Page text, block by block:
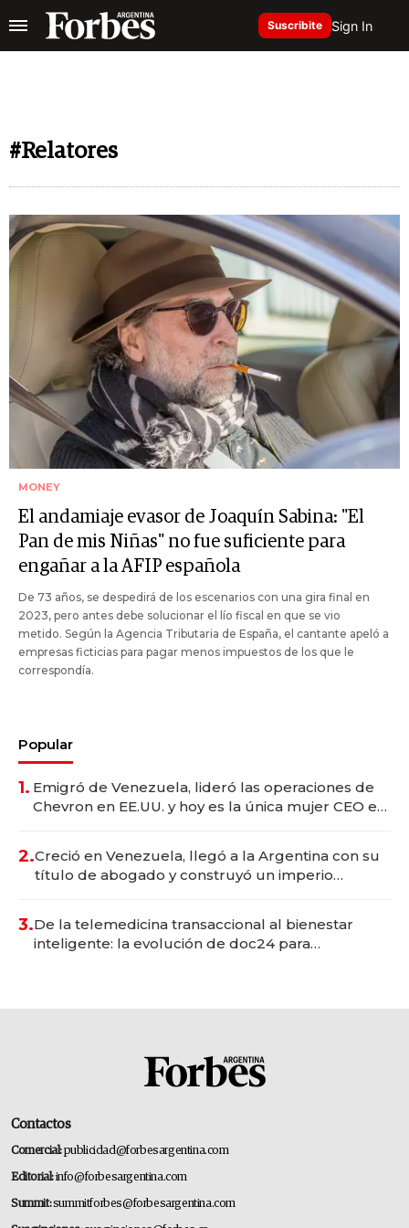
Suscribite Sign In
#Relatores
MONEY
El andamiaje evasor de Joaquín Sabina: "El
Pan de mis Niñas" no fue suficiente para
engañar a la AFIP española
De 73 años, se despedirá de los escenarios con una gira final en
2023, pero antes debe solucionar el lío fiscal en que se vio
metido. Según la Agencia Tributaria de España, el cantante apeló a
empresas ficticias para pagar menos impuestos de los que le
correspondía.
Popular
1. Emigró de Venezuela, lideró las operaciones de
Chevron en EE.UU. y hoy es la única mujer CEO en
2.Creció en Venezuela, llegó a la Argentina con su
título de abogado y construyó un imperio
3.De la telemedicina transaccional al bienestar
inteligente: la evolución de doc24 para
Contactos
Comercial:publicidad@forbesargentina.com
Editorial:info@forbesargentina.com
Summit:summitforbes@forbesargentina.com